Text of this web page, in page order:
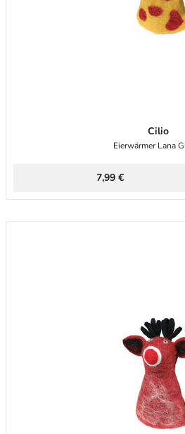
Cilio
Eierwärmer Lana
7,99 €